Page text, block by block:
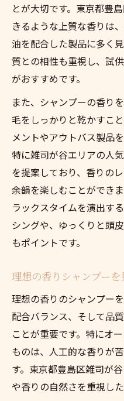
とが大切です。東京都豊
きるような上質な香りは
油を配合した製品に多く
質との相性も重視し、試
がおすすめです。
また、シャンプーの香り
毛をしっかりと乾かすこ
メントやアウトバス製品
特に雑司が谷エリアの人
を提案しており、香りの
余韻を楽しむことができ
ラックスタイムを演出す
シングや、ゆっくりと頭
もポイントです。
理想の香りシャンプー
理想の香りのシャンプー
配合バランス、そして品
ことが重要です。特にオ
ものは、人工的な香りが
す。東京都豊島区雑司が
や香りの自然さを重視し